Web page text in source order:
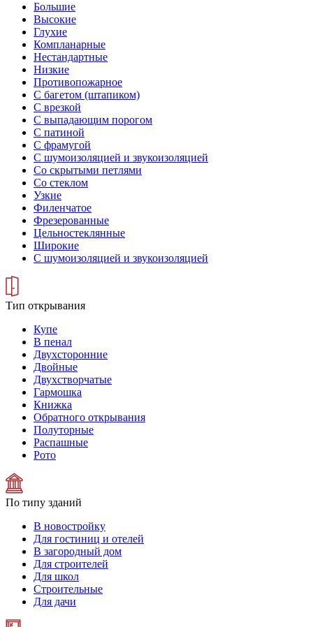
Большие
Высокие
Глухие
Компланарные
Нестандартные
Низкие
Противопожарное
С багетом (штапиком)
С врезкой
С выпадающим порогом
С патиной
С фрамугой
С шумоизоляцией и звукоизоляцией
Со скрытыми петлями
Со стеклом
Узкие
Филенчатое
Фрезерованные
Цельностеклянные
Широкие
С шумоизоляцией и звукоизоляцией
Тип открывания
Купе
В пенал
Двухсторонние
Двойные
Двухстворчатые
Гармошка
Книжка
Обратного открывания
Полуторные
Распашные
Рото
По типу зданий
В новостройку
Для гостиниц и отелей
В загородный дом
Для строителей
Для школ
Строительные
Для дачи